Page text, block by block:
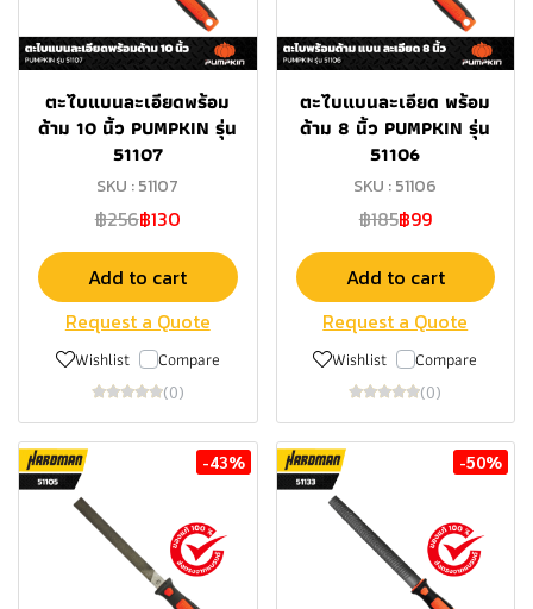
ตะไบแบนละเอียดพร้อม
ด้าม 10 นิ้ว PUMPKIN รุ่น
51107
SKU : 51107
฿256฿130
Add to cart
Request a Quote
Wishlist Compare
(0)
ตะไบแบนละเอียด พร้อม
ด้าม 8 นิ้ว PUMPKIN รุ่น
51106
SKU : 51106
฿185฿99
Add to cart
Request a Quote
Wishlist Compare
(0)
-43% -50%